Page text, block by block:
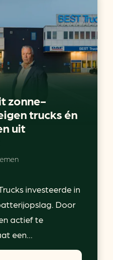
zonne-
trucks én
uit
investeerde in
Door
actief te
een...